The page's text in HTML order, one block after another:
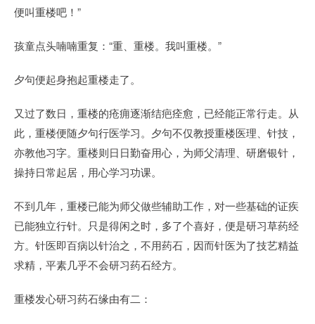
便叫重楼吧！”
孩童点头喃喃重复：“重、重楼。我叫重楼。”
夕句便起身抱起重楼走了。
又过了数日，重楼的疮痈逐渐结疤痊愈，已经能正常行走。从
此，重楼便随夕句行医学习。夕句不仅教授重楼医理、针技，
亦教他习字。重楼则日日勤奋用心，为师父清理、研磨银针，
操持日常起居，用心学习功课。
不到几年，重楼已能为师父做些辅助工作，对一些基础的证疾
已能独立行针。只是得闲之时，多了个喜好，便是研习草药经
方。针医即百病以针治之，不用药石，因而针医为了技艺精益
求精，平素几乎不会研习药石经方。
重楼发心研习药石缘由有二：